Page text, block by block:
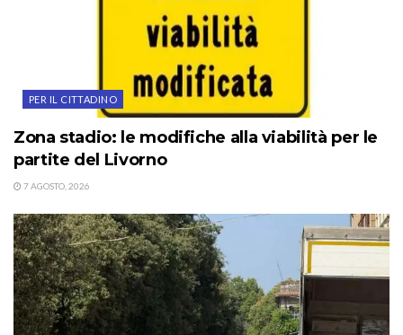
PER IL CITTADINO
Zona stadio: le modifiche alla viabilità per le
partite del Livorno
7 AGOSTO, 2026